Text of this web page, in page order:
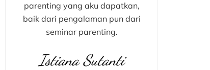
parenting yang aku dapatkan,
baik dari pengalaman pun dari
seminar parenting.
Istiana Sutanti